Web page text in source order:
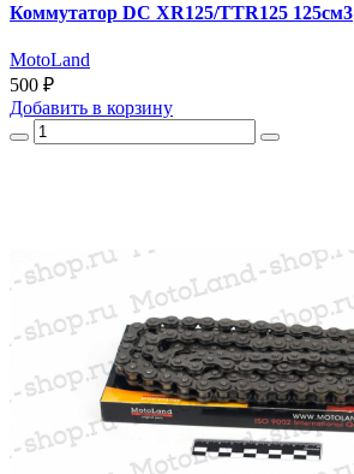
Коммутатор DC XR125/TTR125 125см3
MotoLand
500 ₽
Добавить в корзину